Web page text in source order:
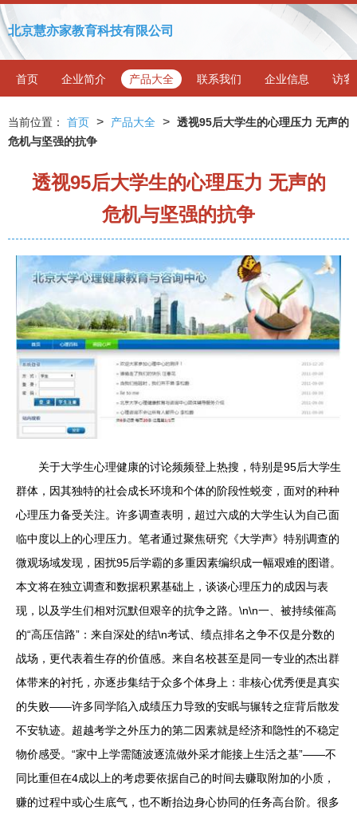
北京慧亦家教育科技有限公司
首页 企业简介 产品大全 联系我们 企业信息 访客
当前位置： 首页 > 产品大全 > 透视95后大学生的心理压力 无声的
危机与坚强的抗争
透视95后大学生的心理压力 无声的
危机与坚强的抗争
关于大学生心理健康的讨论频频登上热搜，特别是95后大学生
群体，因其独特的社会成长环境和个体的阶段性蜕变，面对的种种
心理压力备受关注。许多调查表明，超过六成的大学生认为自己面
临中度以上的心理压力。笔者通过聚焦研究《大学声》特别调查的
微观场域发现，困扰95后学霸的多重因素编织成一幅艰难的图谱。
本文将在独立调查和数据积累基础上，谈谈心理压力的成因与表
现，以及学生们相对沉默但艰辛的抗争之路。\n\n一、被持续催高
的“高压信路”：来自深处的结\n考试、绩点排名之争不仅是分数的
战场，更代表着生存的价值感。来自名校甚至是同一专业的杰出群
体带来的衬托，亦逐步集结于众多个体身上：非核心优秀便是真实
的失败——许多同学陷入成绩压力导致的安眠与辗转之症背后散发
不安轨迹。超越考学之外压力的第二因素就是经济和隐性的不稳定
物价感受。“家中上学需随波逐流做外采才能接上生活之基”——不
同比重但在4成以上的考虑要依据自己的时间去赚取附加的小质，
赚的过程中或心生底气，也不断抬边身心协同的任务高台阶。很多